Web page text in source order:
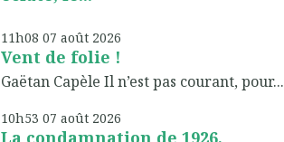
11h08 07 août 2026
Vent de folie !
Gaëtan Capèle Il n’est pas courant, pour...
10h53 07 août 2026
La condamnation de 1926,